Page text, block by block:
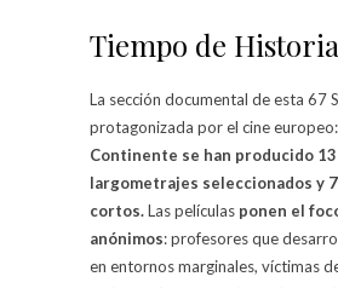
Tiempo de Historia
La sección documental de esta 67
protagonizada por el cine europeo:
Continente se han producido
largometrajes seleccionados y
cortos.Las películas ponen el
anónimos: profesores que
en entornos marginales, víctimas